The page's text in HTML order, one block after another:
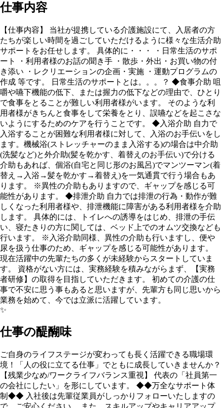
仕事内容
【仕事内容】 当社が提携している介護施設にて、入居者の方
たちが楽しい時間を過ごしていただけるように様々な生活介助
サポートをお任せします。 具体的に・・・ ・日常生活のサポ
ート ・利用者様のお話の聞き手 ・散歩・外出・お買い物の付
き添い ・レクリエーションの企画・実施 ・運動プログラムの
作成 等です。 日常生活のサポートとは。。。？ ◆食事介助 咀
嚼や嚥下機能の低下、または握力の低下などの理由で、ひとり
で食事をとることが難しい利用者様がいます。 そのような利
用者様がきちんと食事をして栄養をとり、誤嚥などを起こさな
いようにするためのケアを行うことです。 ◆入浴介助 自力で
入浴することが困難な利用者様に対して、入浴のお手伝いをし
ます。機械浴(ストレッチャーのまま入浴する)の場合は中介助
(洗髪など)と外介助(髪を乾かす、着替えのお手伝い)で分ける
介助もあれば、個浴(自宅と同じ形のお風呂)でマンツーマン(着
替え→入浴→髪を乾かす→着替え)を一気通貫で行う場合もあ
ります。 ※異性の介助もありますので、ギャップを感じる可
能性があります。 ◆排泄介助 自力では排泄の行為・動作が難
しくなった利用者様や、排泄機能に障害がある利用者様を介助
します。 具体的には、トイレへの誘導をはじめ、排泄の手伝
い、寝たきりの方に関しては、ベッド上でのオムツ交換なども
行います。 ※入浴介助同様、異性の介助も行いますし、便や
尿を扱う仕事のため、ギャップを感じる可能性があります。
現在活躍中の先輩たちの多くが未経験からスタートしていま
す。 資格がない方には、実務経験を積みながらまず、【実務
者研修】の取得を目指していただきます。 初めての介護の仕
事で不安に思う事もあると思いますが、先輩方も同じ思いから
業務を始めて、今では立派に活躍しています。
✨
仕事の醍醐味
ご自身のライフステージが変わっても長く活躍できる職場環
境！「人の役に立てる仕事」でともに成長していきませんか？
【残業少なめ/ワークライフバランス重視】 代表の「社員第一
の会社にしたい」を形にしています。 ◆◆万全なサポート体
制◆◆ 入社後は先輩従業員がしっかりフォローいたしますの